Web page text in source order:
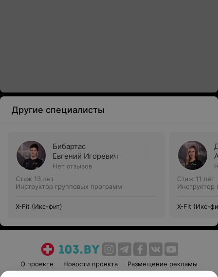
Другие специалисты
Бибартас
Евгений Игоревич
Нет отзывов
Стаж 13 лет
Инструктор групповых программ
X-Fit (Икс-фит)
Стаж 11 лет
Инструктор
X-Fit (Икс-
О проекте Новости проекта
Размещение рекламы